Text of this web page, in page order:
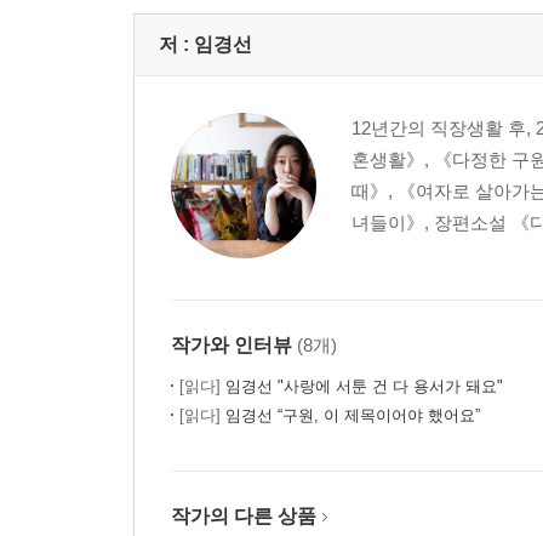
나를 존중하기
타인과의 비교
부당함에 저항하기
부탁과 거절
대담 어떤 태도를 가질 때 내가 가장 충만한가 임
저 : 임경선
12년간의 직장생활 후,
혼생활》, 《다정한 구
때》, 《여자로 살아가
녀들이》, 장편소설 《
작가와 인터뷰 (8개)
[읽다] 임경선 "사랑에 서툰 건 다 용서가 돼요"
[읽다] 임경선 “구원, 이 제목이어야 했어요”
작가의 다른 상품